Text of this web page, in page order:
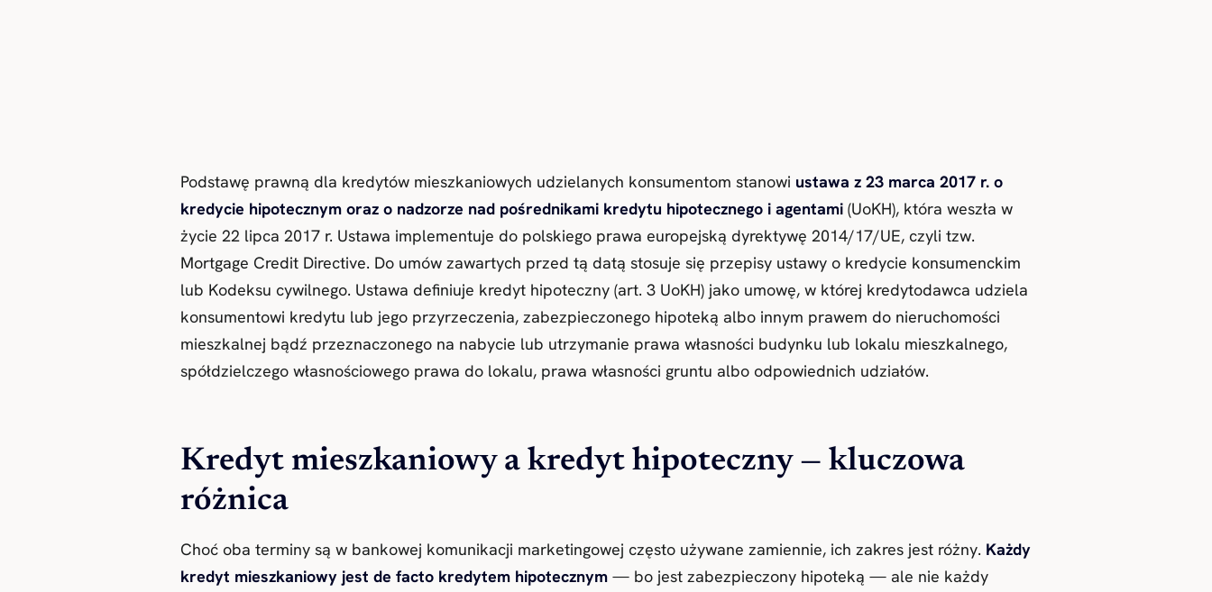
Podstawę prawną dla kredytów mieszkaniowych udzielanych konsumentom stanowi ustawa z 23 marca 2017 r. o
kredycie hipotecznym oraz o nadzorze nad pośrednikami kredytu hipotecznego i agentami (UoKH), która weszła w
życie 22 lipca 2017 r. Ustawa implementuje do polskiego prawa europejską dyrektywę 2014/17/UE, czyli tzw.
Mortgage Credit Directive. Do umów zawartych przed tą datą stosuje się przepisy ustawy o kredycie konsumenckim
lub Kodeksu cywilnego. Ustawa definiuje kredyt hipoteczny (art. 3 UoKH) jako umowę, w której kredytodawca udziela
konsumentowi kredytu lub jego przyrzeczenia, zabezpieczonego hipoteką albo innym prawem do nieruchomości
mieszkalnej bądź przeznaczonego na nabycie lub utrzymanie prawa własności budynku lub lokalu mieszkalnego,
spółdzielczego własnościowego prawa do lokalu, prawa własności gruntu albo odpowiednich udziałów.
Kredyt mieszkaniowy a kredyt hipoteczny — kluczowa
różnica
Choć oba terminy są w bankowej komunikacji marketingowej często używane zamiennie, ich zakres jest różny. Każdy
kredyt mieszkaniowy jest de facto kredytem hipotecznym — bo jest zabezpieczony hipoteką — ale nie każdy